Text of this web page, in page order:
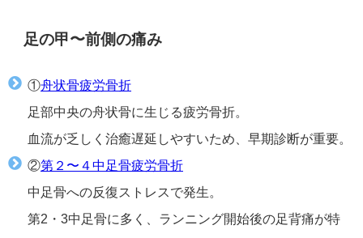
足の甲〜前側の痛み
①舟状骨疲労骨折
足部中央の舟状骨に生じる疲労骨折。
血流が乏しく治癒遅延しやすいため、早期診断が重要。
②第２〜４中足骨疲労骨折
中足骨への反復ストレスで発生。
第2・3中足骨に多く、ランニング開始後の足背痛が特